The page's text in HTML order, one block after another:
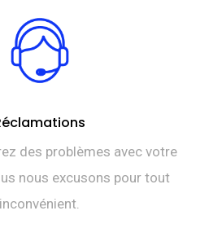
des problèmes avec votre
nous excusons pour tout
inconvénient.